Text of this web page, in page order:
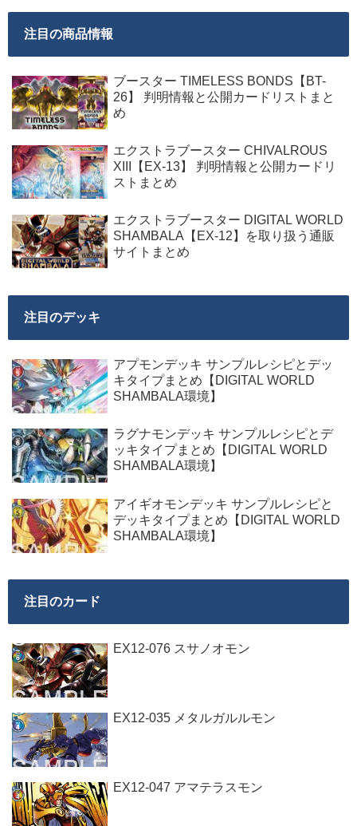
注目の商品情報
ブースター TIMELESS BONDS【BT-
26】 判明情報と公開カードリストまと
め
エクストラブースター CHIVALROUS
XIII【EX-13】 判明情報と公開カードリ
ストまとめ
エクストラブースター DIGITAL WORLD
SHAMBALA【EX-12】を取り扱う通販
サイトまとめ
注目のデッキ
アプモンデッキ サンプルレシピとデッ
キタイプまとめ【DIGITAL WORLD
SHAMBALA環境】
ラグナモンデッキ サンプルレシピとデ
ッキタイプまとめ【DIGITAL WORLD
SHAMBALA環境】
アイギオモンデッキ サンプルレシピと
デッキタイプまとめ【DIGITAL WORLD
SHAMBALA環境】
注目のカード
EX12-076 スサノオモン
EX12-035 メタルガルルモン
EX12-047 アマテラスモン